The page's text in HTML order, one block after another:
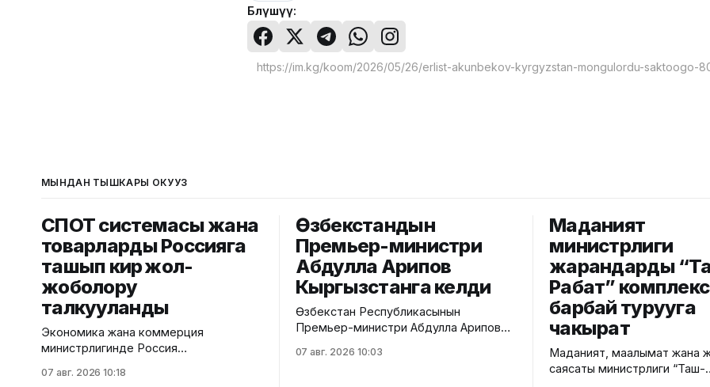
Бөлүшүү:
МЫНДАН ТЫШКАРЫ ОКУҢУЗ
СПОТ системасы жана
товарларды Россияга
ташып кирүү жол-
жоболору
талкууланды
Экономика жана коммерция
министрлигинде Россия
ата мекендик жеңил өнөр жай
07 авг. 2026 10:18
Өзбекстандын
Премьер-министри
Абдулла Арипов
Кыргызстанга келди
Өзбекстан Республикасынын
Премьер-министри Абдулла Арипов
кезектеги жыйынына катышуу үчүн
07 авг. 2026 10:03
Маданият
министрлиги
жарандарды
Рабат”
барбай турууга
чакырат
Маданият, маалымат жана
саясаты министрлиги “Таш-